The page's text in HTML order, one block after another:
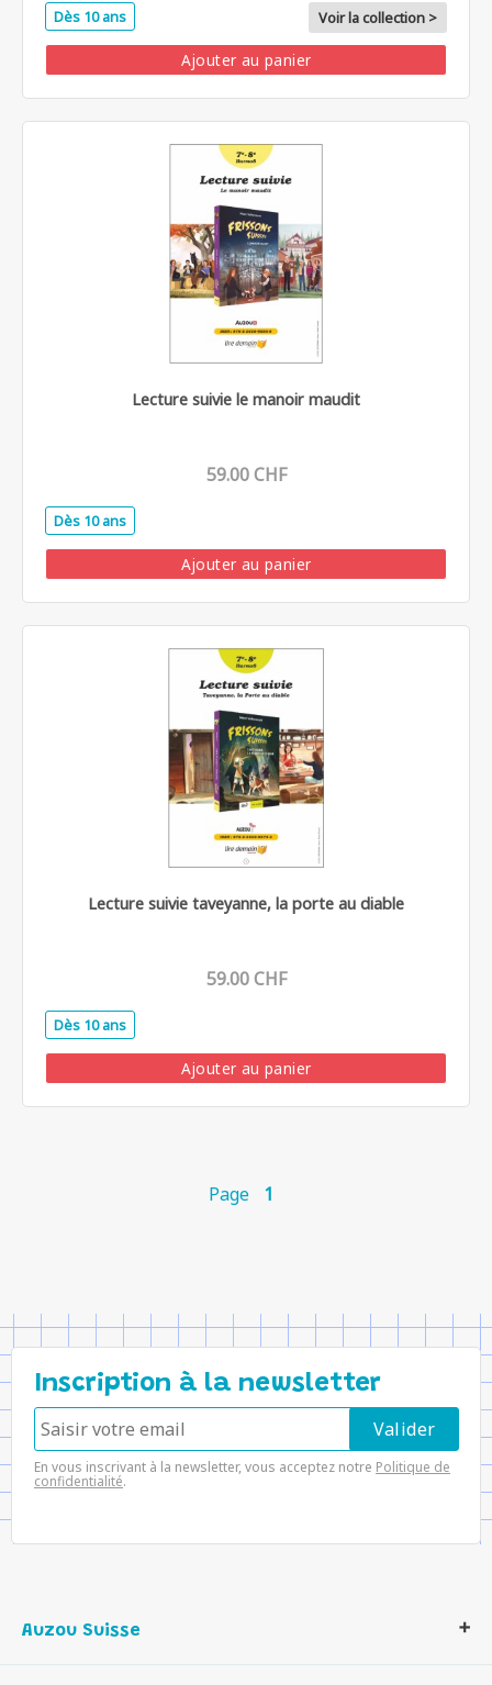
Dès 10 ans Voir la collection >
Ajouter au panier
Lecture suivie le manoir maudit
59.00 CHF
Dès 10 ans
Ajouter au panier
Lecture suivie taveyanne, la porte au diable
59.00 CHF
Dès 10 ans
Ajouter au panier
Page 1
Inscription à la newsletter
En vous inscrivant à la newsletter, vous acceptez notre Politique de
confidentialité.
Auzou Suisse